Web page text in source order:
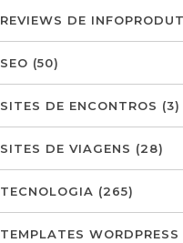
REVIEWS DE
SEO (50)
SITES DE ENCONTROS (3)
SITES DE VIAGENS (28)
TECNOLOGIA (265)
TEMPLATES WORDPRESS